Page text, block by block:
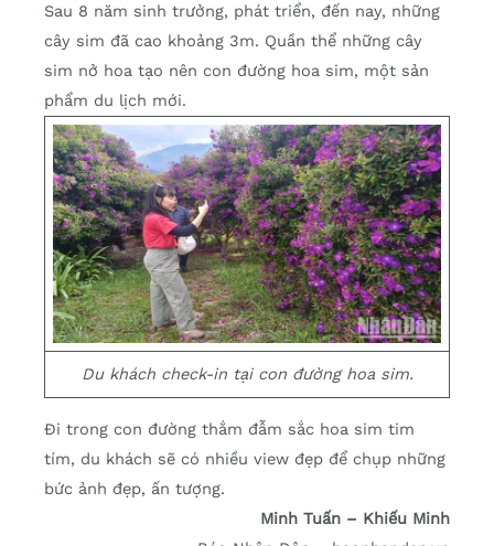
Sau 8 năm sinh trưởng, phát triển, đến nay, những
cây sim đã cao khoảng 3m. Quần thể những cây
sim nở hoa tạo nên con đường hoa sim, một sản
phẩm du lịch mới.
Du khách check-in tại con đường hoa sim.
Đi trong con đường thắm đẫm sắc hoa sim tim
tím, du khách sẽ có nhiều view đẹp để chụp những
bức ảnh đẹp, ấn tượng.
Minh Tuấn – Khiếu Minh